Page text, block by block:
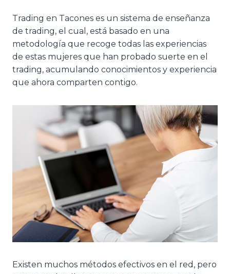
Trading en Tacones es un sistema de enseñanza
de trading, el cual, está basado en una
metodología que recoge todas las experiencias
de estas mujeres que han probado suerte en el
trading, acumulando conocimientos y experiencia
que ahora comparten contigo.
Existen muchos métodos efectivos en el red, pero